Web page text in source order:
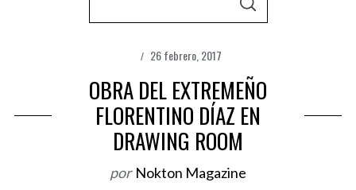
c
h
S
26 febrero, 2017
OBRA DEL EXTREMEÑO
FLORENTINO DÍAZ EN
DRAWING ROOM
por Nokton Magazine